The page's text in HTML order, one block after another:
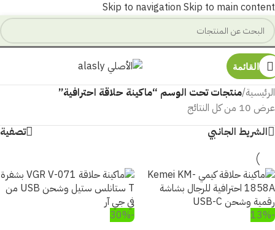
Skip to navigation Skip to main content
القائمة
الرئيسية/منتجات تحت الوسم “ماكينة حلاقة احترافية”
عرض ⁦10⁩ من كل النتائج
الشريط الجانبي
تصفية
-13%
-30%